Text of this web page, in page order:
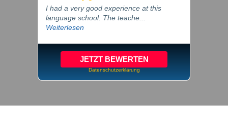
I had a very good experience at this
language school. The teache...
Weiterlesen
JETZT BEWERTEN
Datenschutzerklärung